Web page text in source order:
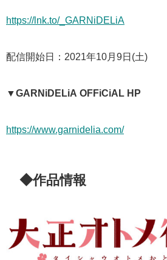
https://lnk.to/_GARNiDELiA
配信開始日：2021年10月9日(土)
▼GARNiDELiA OFFiCiAL HP
https://www.garnidelia.com/
◆作品情報